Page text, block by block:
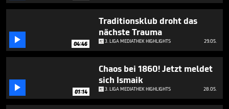
 04:46
Traditionsklub droht das
nächste Trauma
3. LIGA MEDIATHEK HIGHLIGHTS 29.05.
 01:14
Chaos bei 1860! Jetzt meldet
sich Ismaik
3. LIGA MEDIATHEK HIGHLIGHTS 28.05.